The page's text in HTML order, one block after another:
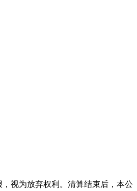
视为放弃权利。清算结束后，本公